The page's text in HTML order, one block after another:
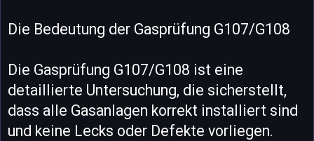
Die Bedeutung der Gasprüfung G107/G108
Die Gasprüfung G107/G108 ist eine
detaillierte Untersuchung, die sicherstellt,
dass alle Gasanlagen korrekt installiert sind
und keine Lecks oder Defekte vorliegen.